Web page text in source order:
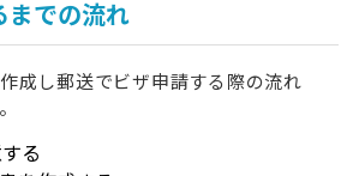
までの流れ
成し郵送でビザ申請する際の流れ
る